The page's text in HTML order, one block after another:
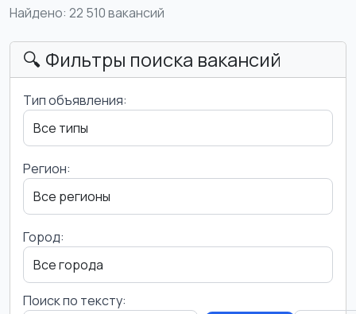
Найдено: 22 510 вакансий
🔍 Фильтры поиска вакансий
Тип объявления:
Регион:
Город:
Поиск по тексту: